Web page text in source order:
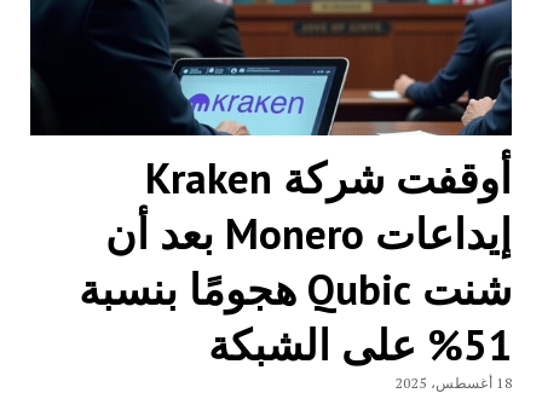
أوقفت شركة Kraken
إيداعات Monero بعد أن
شنت Qubic هجومًا بنسبة
51% على الشبكة
18 أغسطس، 2025